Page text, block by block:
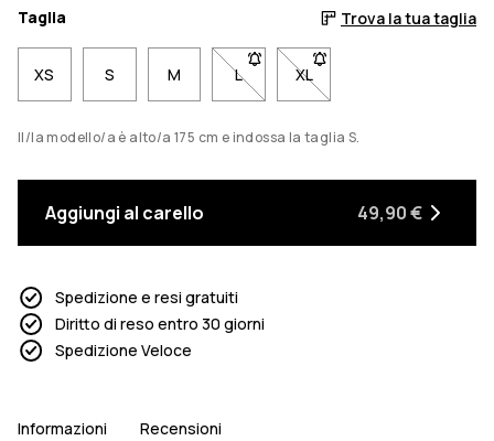
Taglia Trova la tua taglia
XS S M L- Taglia L non disponibile. Clicca
XL- Taglia XL non
Il/la modello/a è alto/a 175 cm e indossa la taglia S.
Aggiungi al carello 49,90 €
Spedizione e resi gratuiti
Diritto di reso entro 30 giorni
Spedizione Veloce
Informazioni Recensioni